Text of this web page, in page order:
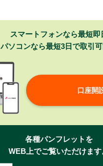
スマートフォンなら最短即
パソコンなら最短3日で取引可
口座開
各種パンフレットを
WEB上でご覧いただけます